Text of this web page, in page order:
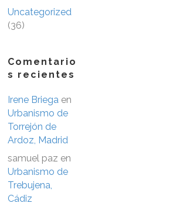
Uncategorized
(36)
Comentario
s recientes
Irene Briega en
Urbanismo de
Torrejón de
Ardoz, Madrid
samuel paz en
Urbanismo de
Trebujena,
Cádiz